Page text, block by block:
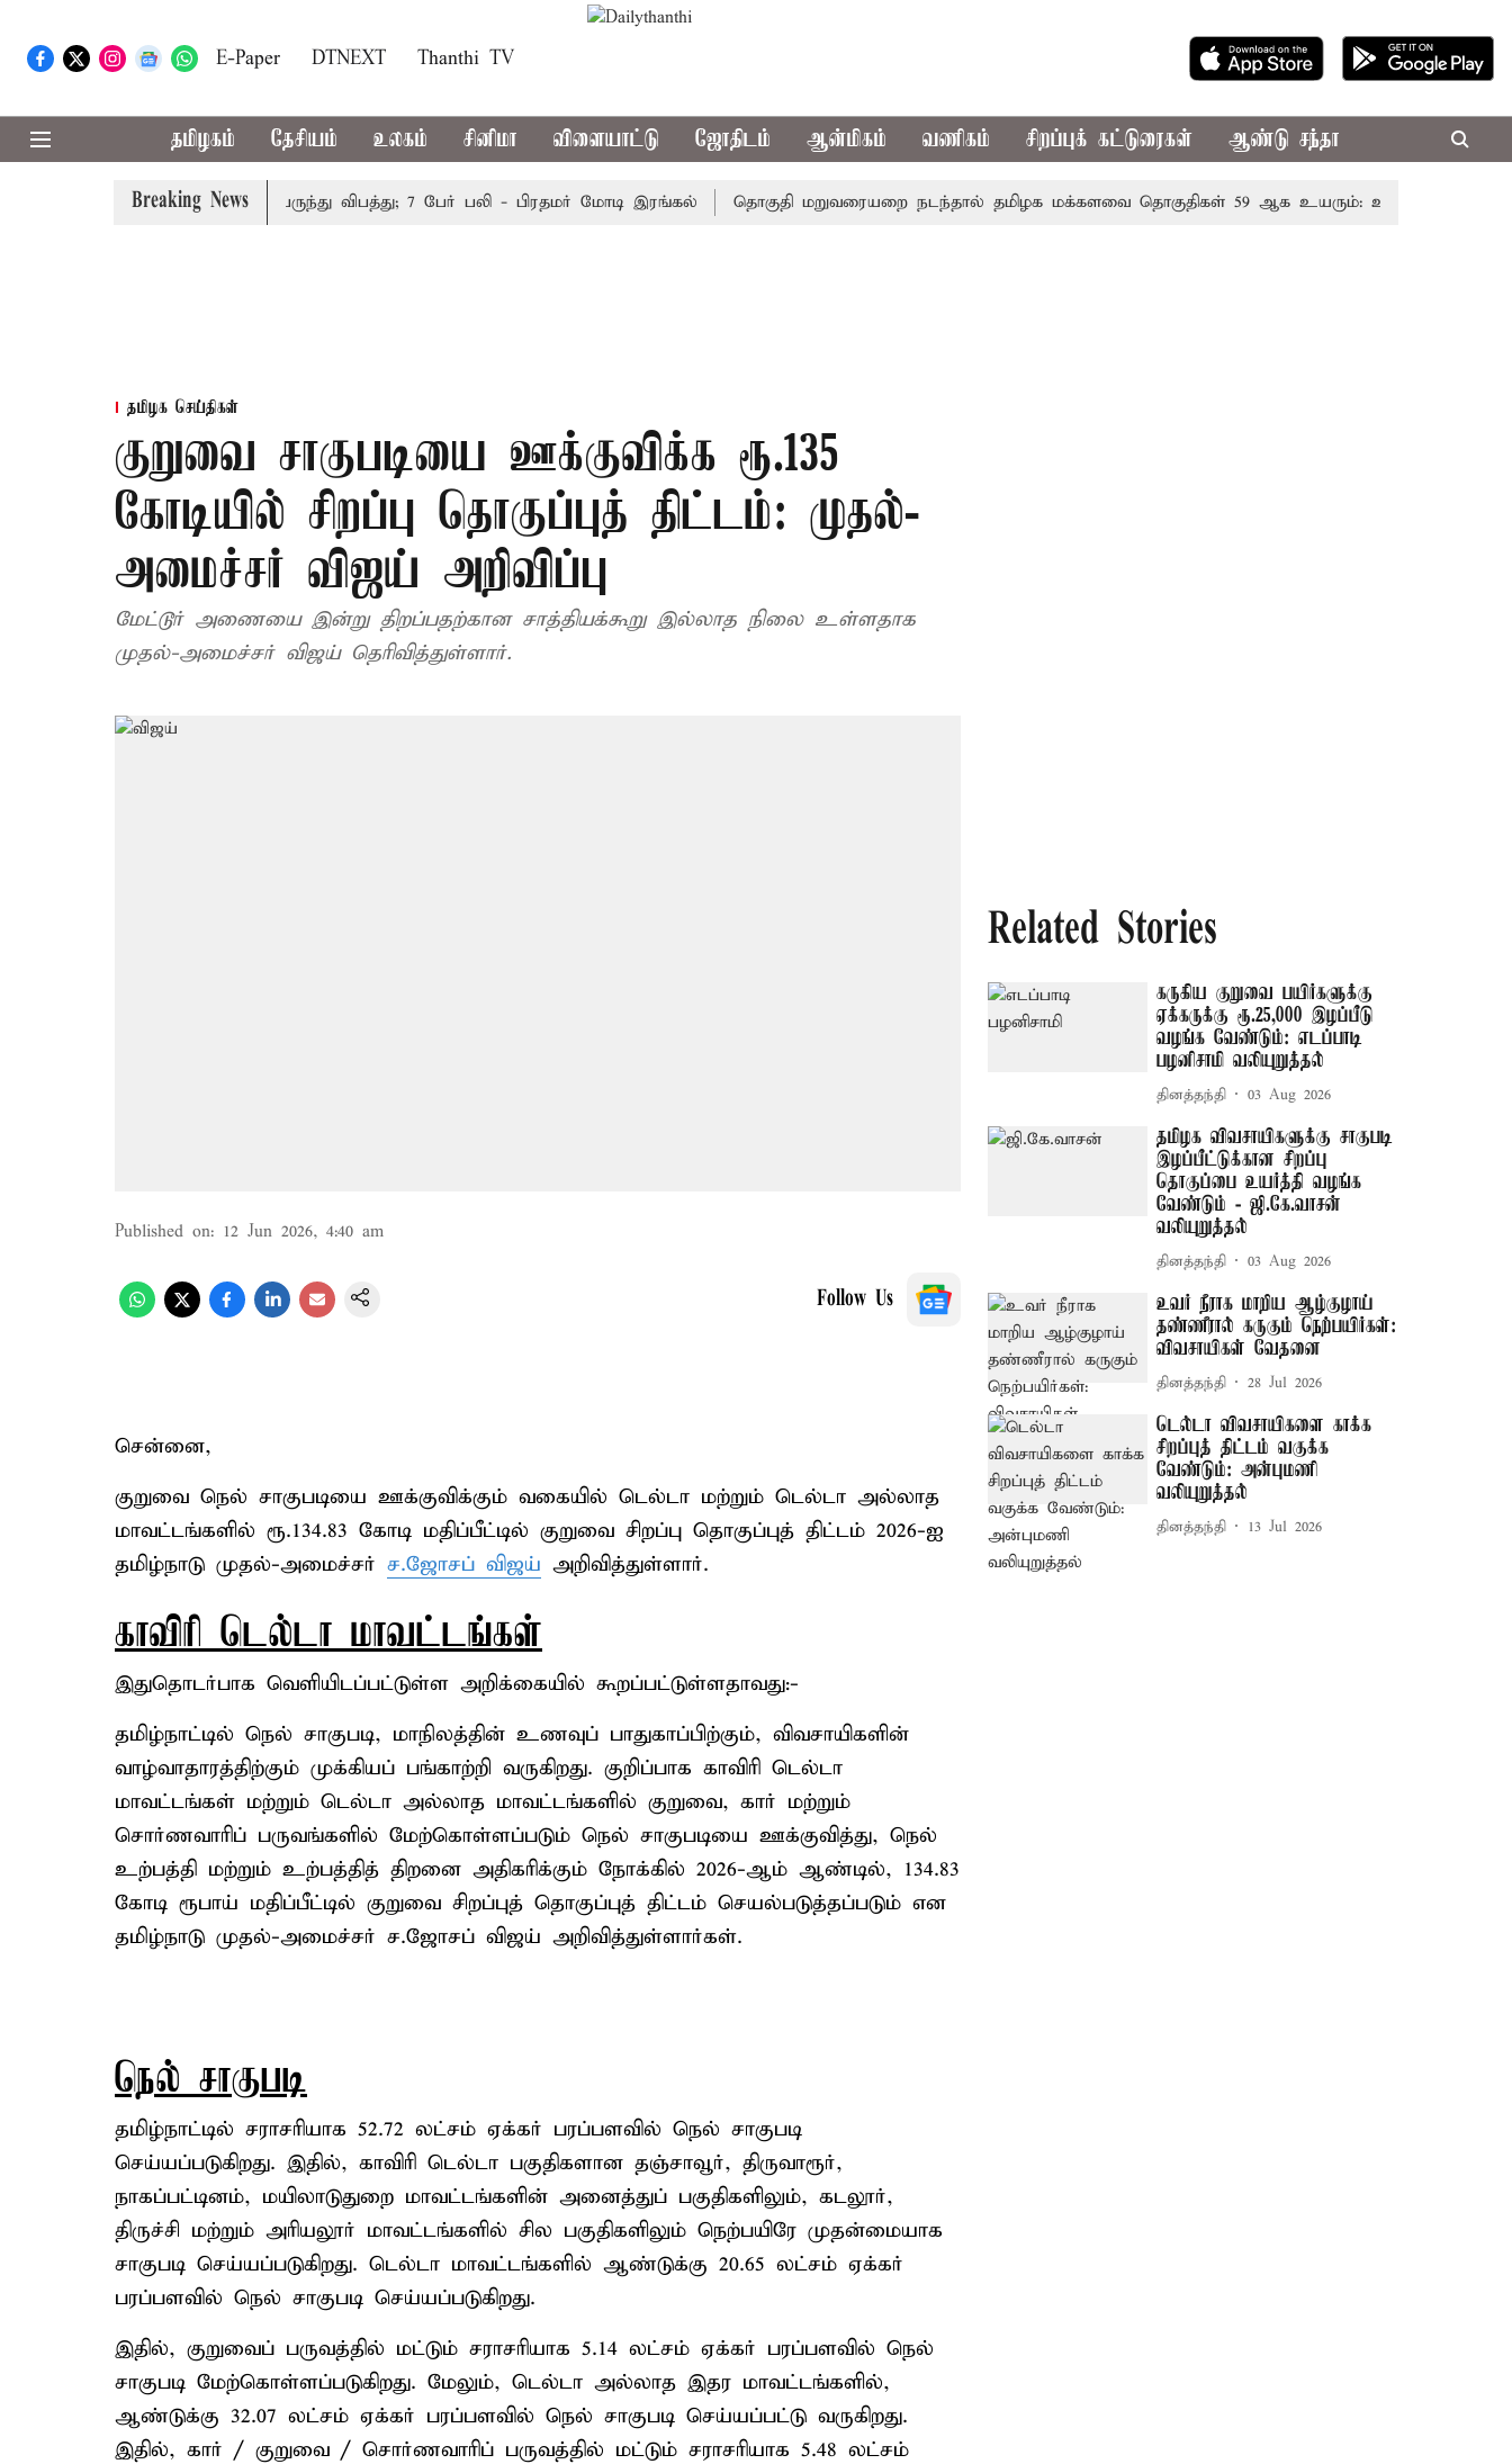
E-Paper DTNEXT Thanthi TV
தமிழகம் தேசியம் உலகம் சினிமா விளையாட்டு ஜோதிடம் ஆன்மிகம் வணிகம் சிறப்புக் கட்டுரைகள் ஆண்டு சந்தா
Breaking News
இமாச்சலத்தில் பேருந்து விபத்து; 7 பேர் பலி - பிரதமர் மோடி இரங்கல் தொகுதி மறுவரையறை நடந்தால் தமிழக மக்களவை தொகுதிகள் 59 ஆக உயரும்: உத்தேச பட்டியல்
தமிழக செய்திகள்
குறுவை சாகுபடியை ஊக்குவிக்க ரூ.135
கோடியில் சிறப்பு தொகுப்புத் திட்டம்: முதல்-
அமைச்சர் விஜய் அறிவிப்பு
மேட்டூர் அணையை இன்று திறப்பதற்கான சாத்தியக்கூறு இல்லாத நிலை உள்ளதாக
முதல்-அமைச்சர் விஜய் தெரிவித்துள்ளார்.
Published on: 12 Jun 2026, 4:40 am
Follow Us
சென்னை,
குறுவை நெல் சாகுபடியை ஊக்குவிக்கும் வகையில் டெல்டா மற்றும் டெல்டா அல்லாத
மாவட்டங்களில் ரூ.134.83 கோடி மதிப்பீட்டில் குறுவை சிறப்பு தொகுப்புத் திட்டம் 2026-ஐ
தமிழ்நாடு முதல்-அமைச்சர் ச.ஜோசப் விஜய் அறிவித்துள்ளார்.
காவிரி டெல்டா மாவட்டங்கள்
இதுதொடர்பாக வெளியிடப்பட்டுள்ள அறிக்கையில் கூறப்பட்டுள்ளதாவது:-
தமிழ்நாட்டில் நெல் சாகுபடி, மாநிலத்தின் உணவுப் பாதுகாப்பிற்கும், விவசாயிகளின்
வாழ்வாதாரத்திற்கும் முக்கியப் பங்காற்றி வருகிறது. குறிப்பாக காவிரி டெல்டா
மாவட்டங்கள் மற்றும் டெல்டா அல்லாத மாவட்டங்களில் குறுவை, கார் மற்றும்
சொர்ணவாரிப் பருவங்களில் மேற்கொள்ளப்படும் நெல் சாகுபடியை ஊக்குவித்து, நெல்
உற்பத்தி மற்றும் உற்பத்தித் திறனை அதிகரிக்கும் நோக்கில் 2026-ஆம் ஆண்டில், 134.83
கோடி ரூபாய் மதிப்பீட்டில் குறுவை சிறப்புத் தொகுப்புத் திட்டம் செயல்படுத்தப்படும் என
தமிழ்நாடு முதல்-அமைச்சர் ச.ஜோசப் விஜய் அறிவித்துள்ளார்கள்.
நெல் சாகுபடி
தமிழ்நாட்டில் சராசரியாக 52.72 லட்சம் ஏக்கர் பரப்பளவில் நெல் சாகுபடி
செய்யப்படுகிறது. இதில், காவிரி டெல்டா பகுதிகளான தஞ்சாவூர், திருவாரூர்,
நாகப்பட்டினம், மயிலாடுதுறை மாவட்டங்களின் அனைத்துப் பகுதிகளிலும், கடலூர்,
திருச்சி மற்றும் அரியலூர் மாவட்டங்களில் சில பகுதிகளிலும் நெற்பயிரே முதன்மையாக
சாகுபடி செய்யப்படுகிறது. டெல்டா மாவட்டங்களில் ஆண்டுக்கு 20.65 லட்சம் ஏக்கர்
பரப்பளவில் நெல் சாகுபடி செய்யப்படுகிறது.
இதில், குறுவைப் பருவத்தில் மட்டும் சராசரியாக 5.14 லட்சம் ஏக்கர் பரப்பளவில் நெல்
சாகுபடி மேற்கொள்ளப்படுகிறது. மேலும், டெல்டா அல்லாத இதர மாவட்டங்களில்,
ஆண்டுக்கு 32.07 லட்சம் ஏக்கர் பரப்பளவில் நெல் சாகுபடி செய்யப்பட்டு வருகிறது.
இதில், கார் / குறுவை / சொர்ணவாரிப் பருவத்தில் மட்டும் சராசரியாக 5.48 லட்சம்
Related Stories
கருகிய குறுவை பயிர்களுக்கு
ஏக்கருக்கு ரூ.25,000 இழப்பீடு
வழங்க வேண்டும்: எடப்பாடி
பழனிசாமி வலியுறுத்தல்
தினத்தந்தி 03 Aug 2026
தமிழக விவசாயிகளுக்கு சாகுபடி
இழப்பீட்டுக்கான சிறப்பு
தொகுப்பை உயர்த்தி வழங்க
வேண்டும் - ஜி.கே.வாசன்
வலியுறுத்தல்
தினத்தந்தி 03 Aug 2026
உவர் நீராக மாறிய ஆழ்குழாய்
தண்ணீரால் கருகும் நெற்பயிர்கள்:
விவசாயிகள் வேதனை
தினத்தந்தி 28 Jul 2026
டெல்டா விவசாயிகளை காக்க
சிறப்புத் திட்டம் வகுக்க
வேண்டும்: அன்புமணி
வலியுறுத்தல்
தினத்தந்தி 13 Jul 2026